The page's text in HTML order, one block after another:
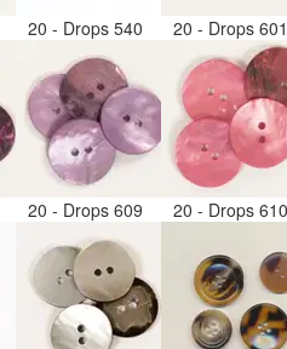
20 - Drops 540 20 - Drops
20 - Drops 609 20 - Drops